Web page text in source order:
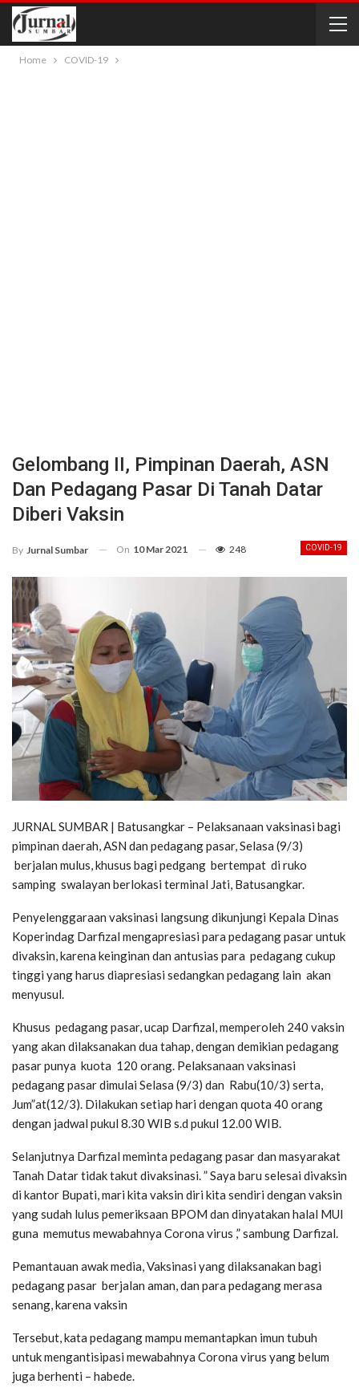
Home COVID-19
Gelombang II, Pimpinan Daerah, ASN
Dan Pedagang Pasar Di Tanah Datar
Diberi Vaksin
COVID-19
By Jurnal Sumbar On 10 Mar 2021 248
JURNAL SUMBAR | Batusangkar – Pelaksanaan vaksinasi bagi
pimpinan daerah, ASN dan pedagang pasar, Selasa (9/3)
berjalan mulus, khusus bagi pedgang bertempat di ruko
samping swalayan berlokasi terminal Jati, Batusangkar.
Penyelenggaraan vaksinasi langsung dikunjungi Kepala Dinas
Koperindag Darfizal mengapresiasi para pedagang pasar untuk
divaksin, karena keinginan dan antusias para pedagang cukup
tinggi yang harus diapresiasi sedangkan pedagang lain akan
menyusul.
Khusus pedagang pasar, ucap Darfizal, memperoleh 240 vaksin
yang akan dilaksanakan dua tahap, dengan demikian pedagang
pasar punya kuota 120 orang. Pelaksanaan vaksinasi
pedagang pasar dimulai Selasa (9/3) dan Rabu(10/3) serta,
Jum”at(12/3). Dilakukan setiap hari dengan quota 40 orang
dengan jadwal pukul 8.30 WIB s.d pukul 12.00 WIB.
Selanjutnya Darfizal meminta pedagang pasar dan masyarakat
Tanah Datar tidak takut divaksinasi. ” Saya baru selesai divaksin
di kantor Bupati, mari kita vaksin diri kita sendiri dengan vaksin
yang sudah lulus pemeriksaan BPOM dan dinyatakan halal MUI
guna memutus mewabahnya Corona virus ,” sambung Darfizal.
Pemantauan awak media, Vaksinasi yang dilaksanakan bagi
pedagang pasar berjalan aman, dan para pedagang merasa
senang, karena vaksin
Tersebut, kata pedagang mampu memantapkan imun tubuh
untuk mengantisipasi mewabahnya Corona virus yang belum
juga berhenti – habede.